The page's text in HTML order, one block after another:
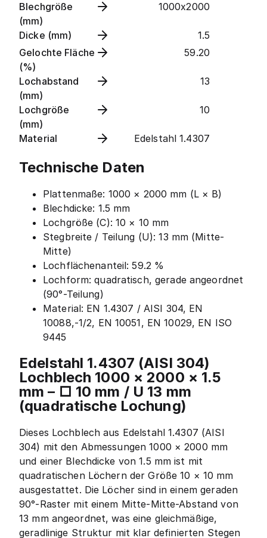
Blechgröße
(mm)
1000x2000
Dicke (mm)
1.5
Gelochte Fläche
(%)
59.20
Lochabstand
(mm)
13
Lochgröße
(mm)
10
Material Edelstahl 1.4307
Technische Daten
Plattenmaße: 1000 × 2000 mm (L × B)
Blechdicke: 1.5 mm
Lochgröße (C): 10 × 10 mm
Stegbreite / Teilung (U): 13 mm (Mitte-
Mitte)
Lochflächenanteil: 59.2 %
Lochform: quadratisch, gerade angeordnet
(90°-Teilung)
Material: EN 1.4307 / AISI 304, EN
10088,-1/2, EN 10051, EN 10029, EN ISO
9445
Edelstahl 1.4307 (AISI 304)
Lochblech 1000 × 2000 × 1.5
mm – □ 10 mm / U 13 mm
(quadratische Lochung)
Dieses Lochblech aus Edelstahl 1.4307 (AISI
304) mit den Abmessungen 1000 × 2000 mm
und einer Blechdicke von 1.5 mm ist mit
quadratischen Löchern der Größe 10 × 10 mm
ausgestattet. Die Löcher sind in einem geraden
90°-Raster mit einem Mitte-Mitte-Abstand von
13 mm angeordnet, was eine gleichmäßige,
geradlinige Struktur mit klar definierten Stegen